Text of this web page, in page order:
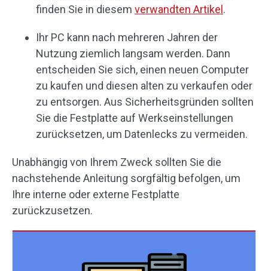
finden Sie in diesem verwandten Artikel .
Ihr PC kann nach mehreren Jahren der
Nutzung ziemlich langsam werden. Dann
entscheiden Sie sich, einen neuen Computer
zu kaufen und diesen alten zu verkaufen oder
zu entsorgen. Aus Sicherheitsgründen sollten
Sie die Festplatte auf Werkseinstellungen
zurücksetzen, um Datenlecks zu vermeiden.
Unabhängig von Ihrem Zweck sollten Sie die
nachstehende Anleitung sorgfältig befolgen, um
Ihre interne oder externe Festplatte
zurückzusetzen.